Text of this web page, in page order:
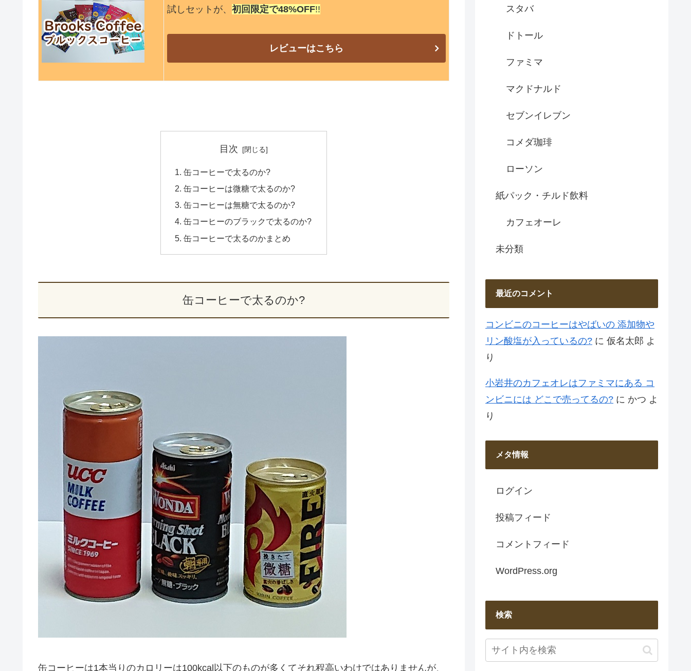
試しセットが、 初回限定で48%OFF!!
レビューはこちら
目次
缶コーヒーで太るのか?
缶コーヒーは微糖で太るのか?
缶コーヒーは無糖で太るのか?
缶コーヒーのブラックで太るのか?
缶コーヒーで太るのかまとめ
缶コーヒーで太るのか?
缶コーヒーは1本当りのカロリーは100kcal以下のものが多くてそれ程高いわけではありませんが、
スタバ
ドトール
ファミマ
マクドナルド
セブンイレブン
コメダ珈琲
ローソン
紙パック・チルド飲料
カフェオーレ
未分類
最近のコメント
コンビニのコーヒーはやばいの 添加物や
リン酸塩が入っているの? に 仮名太郎 よ
り
小岩井のカフェオレはファミマにある コ
ンビニには どこで売ってるの? に かつ よ
り
メタ情報
ログイン
投稿フィード
コメントフィード
WordPress.org
検索